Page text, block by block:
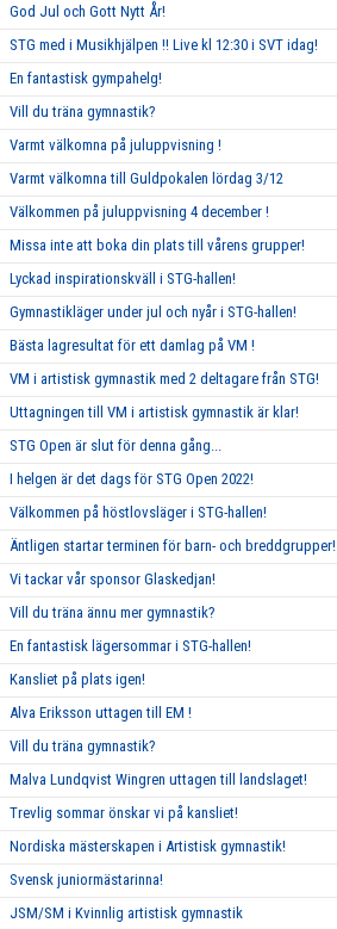
God Jul och Gott Nytt År!
STG med i Musikhjälpen !! Live kl 12:30 i SVT idag!
En fantastisk gympahelg!
Vill du träna gymnastik?
Varmt välkomna på juluppvisning !
Varmt välkomna till Guldpokalen lördag 3/12
Välkommen på juluppvisning 4 december !
Missa inte att boka din plats till vårens grupper!
Lyckad inspirationskväll i STG-hallen!
Gymnastikläger under jul och nyår i STG-hallen!
Bästa lagresultat för ett damlag på VM !
VM i artistisk gymnastik med 2 deltagare från STG!
Uttagningen till VM i artistisk gymnastik är klar!
STG Open är slut för denna gång...
I helgen är det dags för STG Open 2022!
Välkommen på höstlovsläger i STG-hallen!
Äntligen startar terminen för barn- och breddgrupper!
Vi tackar vår sponsor Glaskedjan!
Vill du träna ännu mer gymnastik?
En fantastisk lägersommar i STG-hallen!
Kansliet på plats igen!
Alva Eriksson uttagen till EM !
Vill du träna gymnastik?
Malva Lundqvist Wingren uttagen till landslaget!
Trevlig sommar önskar vi på kansliet!
Nordiska mästerskapen i Artistisk gymnastik!
Svensk juniormästarinna!
JSM/SM i Kvinnlig artistisk gymnastik